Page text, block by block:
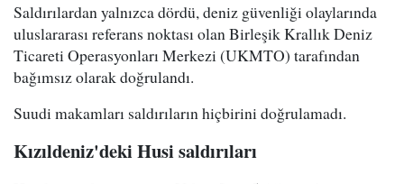
Saldırılardan yalnızca dördü, deniz güvenliği olaylarında
uluslararası referans noktası olan Birleşik Krallık Deniz
Ticareti Operasyonları Merkezi (UKMTO) tarafından
bağımsız olarak doğrulandı.
Suudi makamları saldırıların hiçbirini doğrulamadı.
Kızıldeniz'deki Husi saldırıları